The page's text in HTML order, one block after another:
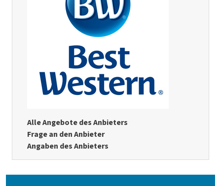
Alle Angebote des Anbieters
Frage an den Anbieter
Angaben des Anbieters